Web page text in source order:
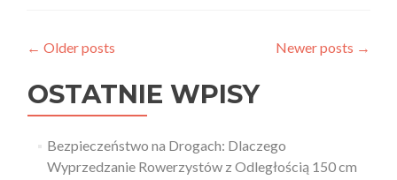
← Older posts Newer posts →
OSTATNIE WPISY
Bezpieczeństwo na Drogach: Dlaczego
Wyprzedzanie Rowerzystów z Odległością 150 cm